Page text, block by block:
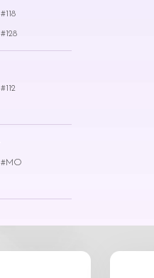
#118
#128
#112
#MO